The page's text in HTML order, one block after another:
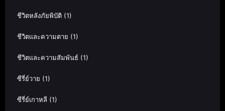
ชีวิตหลังภัยพิบัติ (1)
ชีวิตและความตาย (1)
ชีวิตและความสัมพันธ์ (1)
ซีรี่ย์วาย (1)
ซีรี่ย์เกาหลี (1)